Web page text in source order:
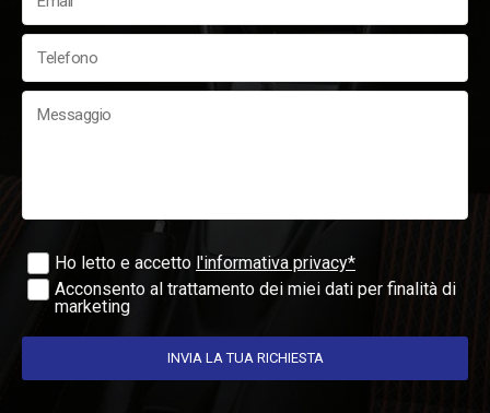
Ho letto e accetto l'informativa privacy*
Acconsento al trattamento dei miei dati per finalità di
marketing
INVIA LA TUA RICHIESTA